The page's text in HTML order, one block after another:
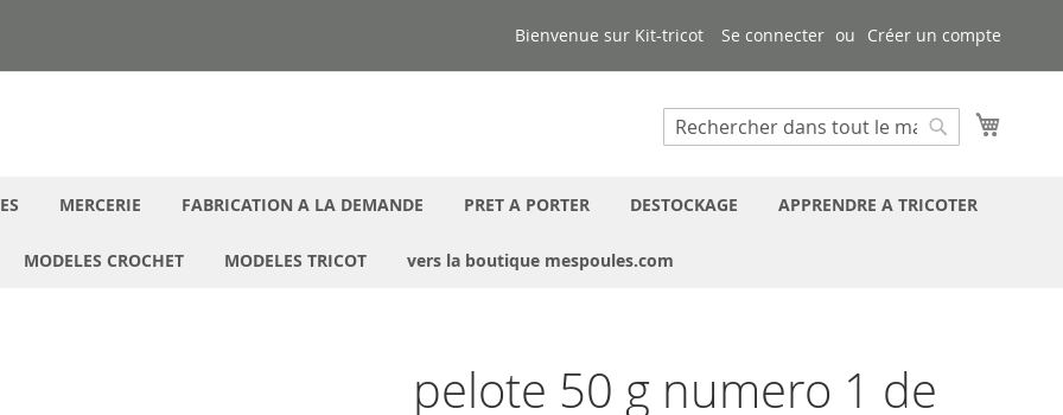
Bienvenue sur Kit-tricot Se connecter Créer un compte
Chercher
MERCERIE FABRICATION A LA DEMANDE PRET A PORTER DESTOCKAGE APPRENDRE A TRICOTER
MODELES CROCHET MODELES TRICOT vers la boutique mespoules.com
pelote 50 g numero 1 de